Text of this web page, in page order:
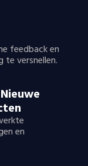
feedback en
versnellen.
en